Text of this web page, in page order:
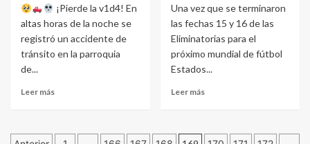
¡Pierde la v1d4! En
altas horas de la noche se
registró un accidente de
tránsito en la parroquia
de...
Leer más
Una vez que se terminaron
las fechas 15 y 16 de las
Eliminatorias para el
próximo mundial de fútbol
Estados...
Leer más